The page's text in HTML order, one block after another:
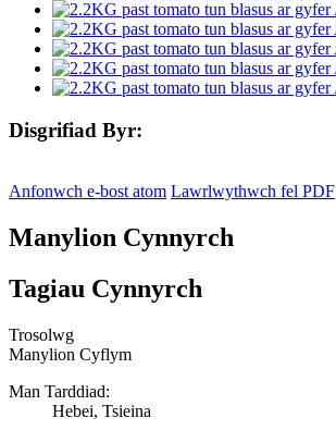
Disgrifiad Byr:
Anfonwch e-bost atom Lawrlwythwch fel PDF
Manylion Cynnyrch
Tagiau Cynnyrch
Trosolwg
Manylion Cyflym
Man Tarddiad:
Hebei, Tsieina